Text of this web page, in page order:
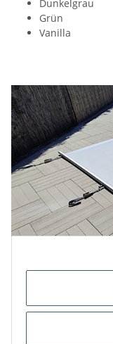
Dunkelgrau
Grün
Vanilla
Trend
Modell Tube | pro